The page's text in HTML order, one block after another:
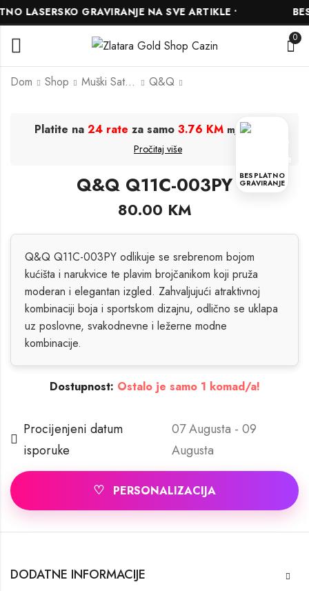
LASERSKO GRAVIRANJE NA SVE ARTIKLE •
0
Dom Shop Muški Satovi Q&Q
Q&Q Q11C-001PY
Q&Q A41A-001PY
BESPLATNO
GRAVIRANJE
Platite na 24 rate za samo 3.76 KM mjesečno
Pročitaj više
Q&Q Q11C-003PY
80.00 KM
Q&Q Q11C-003PY odlikuje se srebrenom bojom
kućišta i narukvice te plavim brojčanikom koji pruža
moderan i elegantan izgled. Zahvaljujući atraktivnoj
kombinaciji boja i sportskom dizajnu, odlično se uklapa
uz poslovne, svakodnevne i ležerne modne
kombinacije.
Dostupnost: Ostalo je samo 1 komad/a!
Procijenjeni datum
isporuke
07 Augusta - 09
Augusta
♡ PERSONALIZACIJA
DODATNE INFORMACIJE